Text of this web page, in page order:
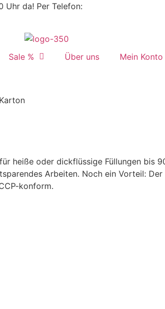
Uhr da! Per Telefon:
Sale % Über uns Mein Konto
heiße oder dickflüssige Füllungen bis
Arbeiten. Noch ein Vorteil:
konform.